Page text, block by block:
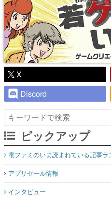
X
Discord
ピックアップ
電ファミのいま読まれている記事ラ
アプリセール情報
インタビュー